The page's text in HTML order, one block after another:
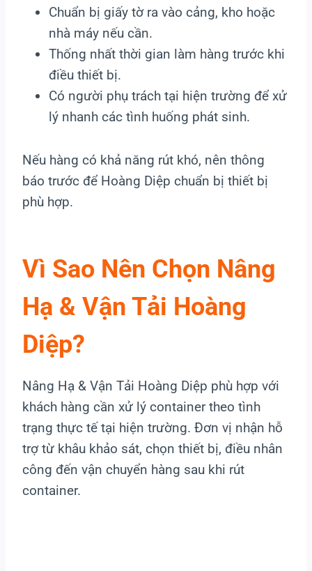
Chuẩn bị giấy tờ ra vào cảng, kho hoặc
nhà máy nếu cần.
Thống nhất thời gian làm hàng trước khi
điều thiết bị.
Có người phụ trách tại hiện trường để xử
lý nhanh các tình huống phát sinh.
Nếu hàng có khả năng rút khó, nên thông
báo trước để Hoàng Diệp chuẩn bị thiết bị
phù hợp.
Vì Sao Nên Chọn Nâng
Hạ & Vận Tải Hoàng
Diệp?
Nâng Hạ & Vận Tải Hoàng Diệp phù hợp với
khách hàng cần xử lý container theo tình
trạng thực tế tại hiện trường. Đơn vị nhận hỗ
trợ từ khâu khảo sát, chọn thiết bị, điều nhân
công đến vận chuyển hàng sau khi rút
container.